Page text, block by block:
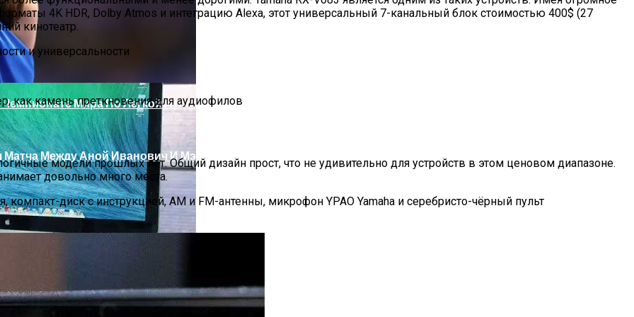
Когда 4K Уже Недостаточно
Станции C Потрясающей Конструкции И Мощностью
Мира По Легкой Атлетике
Между Аной Иванович И Мэдисон Кис
4K HDR, Dolby Atmos и интеграцию Alexa, этот универсальный 7-канальный блок стоимостью 400$ (27
кинотеатр.
как камень преткновения для аудиофилов
модели прошлых лет. Общий дизайн прост, что не удивительно для устройств в этом ценовом диапазоне.
довольно много места.
компакт-диск с инструкцией, AM и FM-антенны, микрофон YPAO Yamaha и серебристо-чёрный пульт